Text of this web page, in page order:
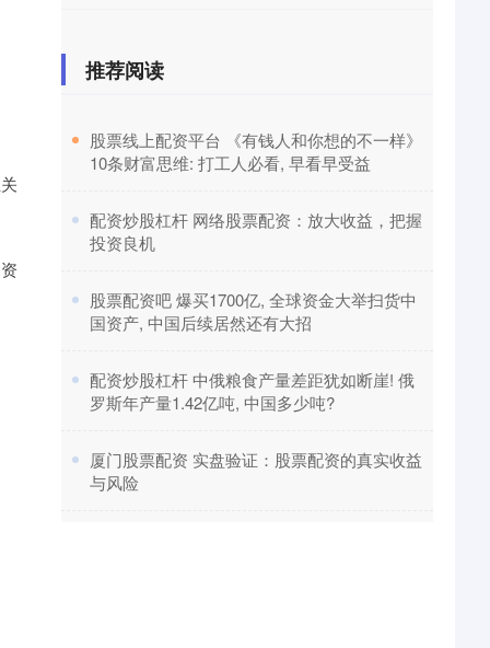
推荐阅读
​股票线上配资平台 《有钱人和你想的不一样》
10条财富思维: 打工人必看, 早看早受益
​配资炒股杠杆 网络股票配资：放大收益，把握
投资良机
​股票配资吧 爆买1700亿, 全球资金大举扫货中
国资产, 中国后续居然还有大招
​配资炒股杠杆 中俄粮食产量差距犹如断崖! 俄
罗斯年产量1.42亿吨, 中国多少吨?
​厦门股票配资 实盘验证：股票配资的真实收益
与风险